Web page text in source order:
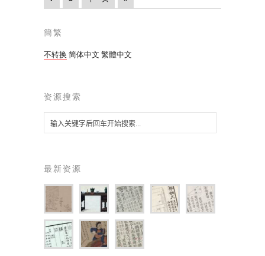
簡繁
不转换 简体中文 繁體中文
资源搜索
最新资源